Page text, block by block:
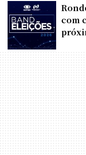
com